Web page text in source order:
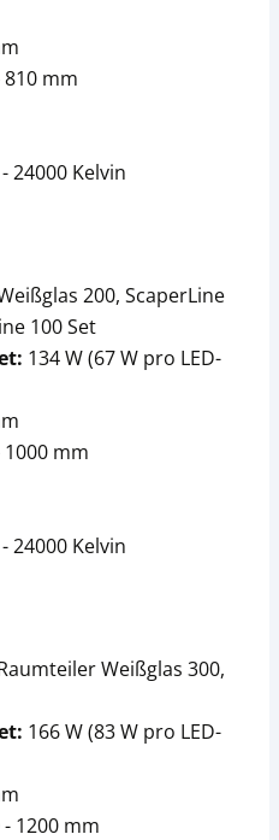
810 mm
24000 Kelvin
200, ScaperLine
100 Set
134 W (67 W pro LED-
1000 mm
24000 Kelvin
Weißglas 300,
166 W (83 W pro LED-
- 1200 mm